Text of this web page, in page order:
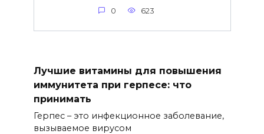
0 623
Лучшие витамины для повышения
иммунитета при герпесе: что
принимать
Герпес – это инфекционное заболевание,
вызываемое вирусом